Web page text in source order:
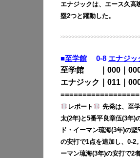
エナジックは、エース久高
塁2つと躍動した。
■至学館 0-8 エナジッ
至学館 ｜000｜000
エナジック｜011｜
レポート
先発は、至
太(2年)と5番平良章伍(3年)
ド・イーマン琉海(3年)の
の安打で1点を追加し、0-2
ーマン琉海(3年)の安打で2